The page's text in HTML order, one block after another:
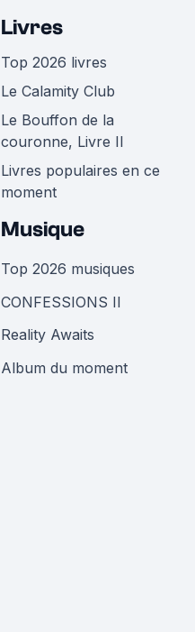
Livres
Top 2026 livres
Le Calamity Club
Le Bouffon de la
couronne, Livre II
Livres populaires en ce
moment
Musique
Top 2026 musiques
CONFESSIONS II
Reality Awaits
Album du moment